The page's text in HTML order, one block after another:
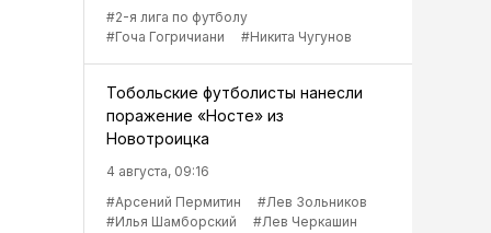
#2-я лига по футболу
#Гоча Гогричиани
#Никита Чугунов
Тобольские футболисты нанесли
поражение «Носте» из
Новотроицка
4 августа, 09:16
#Арсений Пермитин
#Лев Зольников
#Илья Шамборский
#Лев Черкашин